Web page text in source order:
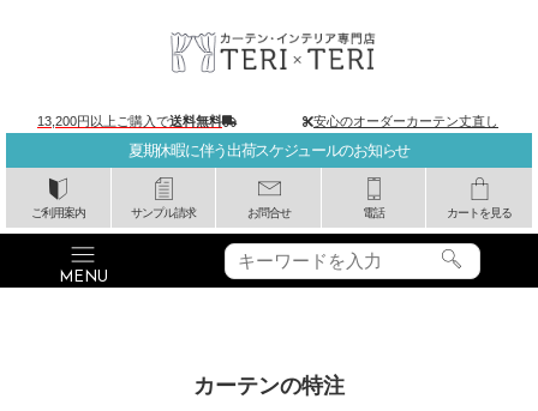
夏期休暇に伴う出荷スケジュールのお知らせ
ご利用案内 サンプル請求 お問合せ 電話 カートを見る
13,200円以上ご購入で送料無料 安心のオーダーカーテン丈直し
カーテンの特注